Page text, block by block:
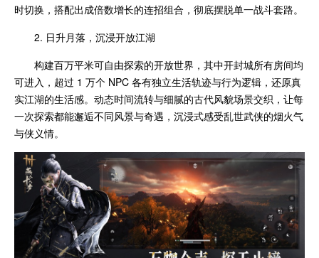
时切换，搭配出成倍数增长的连招组合，彻底摆脱单一战斗套路。
2. 日升月落，沉浸开放江湖
构建百万平米可自由探索的开放世界，其中开封城所有房间均
可进入，超过 1 万个 NPC 各有独立生活轨迹与行为逻辑，还原真
实江湖的生活感。动态时间流转与细腻的古代风貌场景交织，让每
一次探索都能邂逅不同风景与奇遇，沉浸式感受乱世武侠的烟火气
与侠义情。